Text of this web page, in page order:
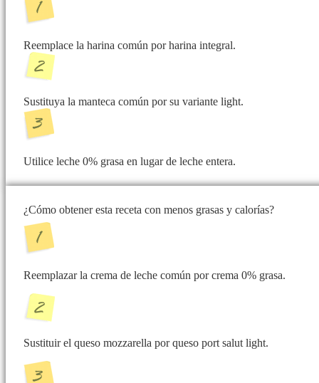
Reemplace la harina común por harina integral.
Sustituya la manteca común por su variante light.
Utilice leche 0% grasa en lugar de leche entera.
¿Cómo obtener esta receta con menos grasas y calorías?
Reemplazar la crema de leche común por crema 0% grasa.
Sustituir el queso mozzarella por queso port salut light.